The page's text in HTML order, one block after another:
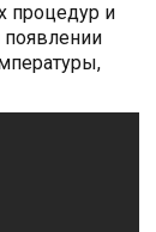
процедур и